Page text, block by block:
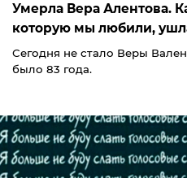
Умерла Вера Алентова.
которую мы любили,
Сегодня не стало Веры
было 83 года.